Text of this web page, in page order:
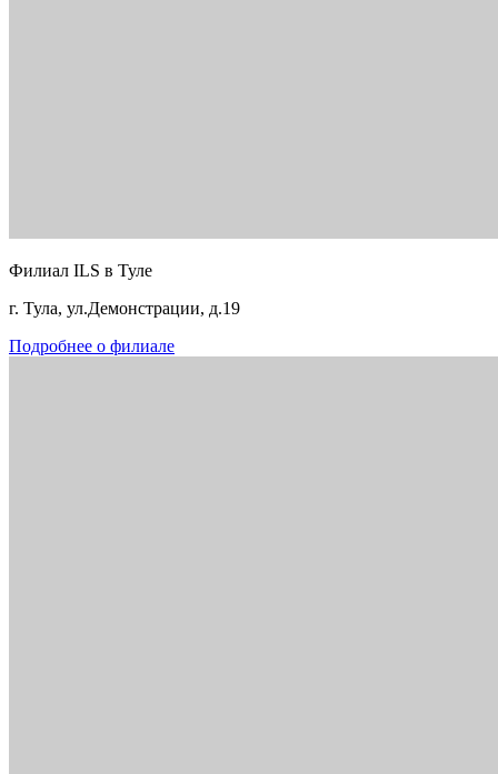
Филиал ILS в Туле
г. Тула, ул.Демонстрации, д.19
Подробнее о филиале